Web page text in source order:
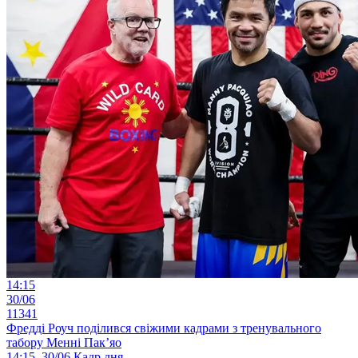
14:15
30/06
11341
Фредді Роуч поділився свіжими кадрами з тренувального
табору Менні Пак’яо